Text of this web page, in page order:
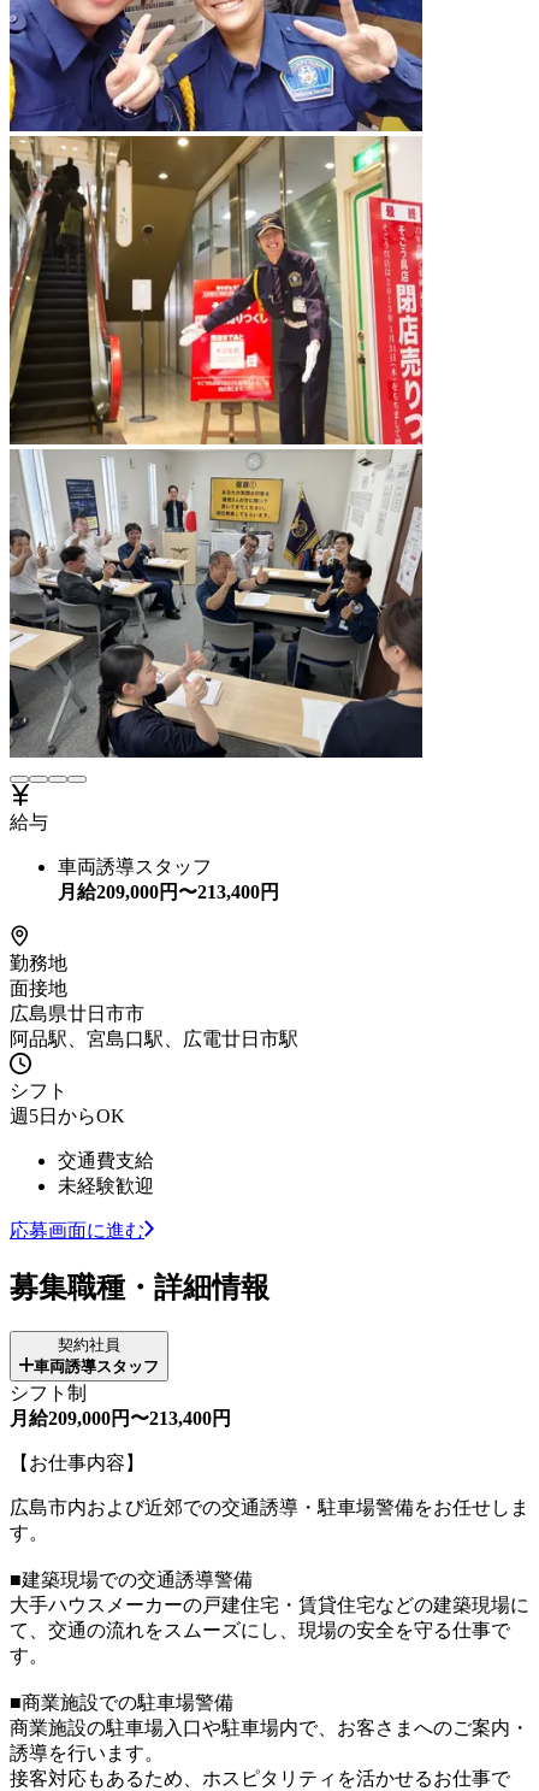
給与
車両誘導スタッフ
月給209,000円〜213,400円
勤務地
面接地
広島県廿日市市
阿品駅、宮島口駅、広電廿日市駅
シフト
週5日からOK
交通費支給
未経験歓迎
応募画面に進む
募集職種・詳細情報
契約社員
車両誘導スタッフ
シフト制
月給209,000円〜213,400円
【お仕事内容】
広島市内および近郊での交通誘導・駐車場警備をお任せしま
す。
■建築現場での交通誘導警備
大手ハウスメーカーの戸建住宅・賃貸住宅などの建築現場に
て、交通の流れをスムーズにし、現場の安全を守る仕事で
す。
■商業施設での駐車場警備
商業施設の駐車場入口や駐車場内で、お客さまへのご案内・
誘導を行います。
接客対応もあるため、ホスピタリティを活かせるお仕事で